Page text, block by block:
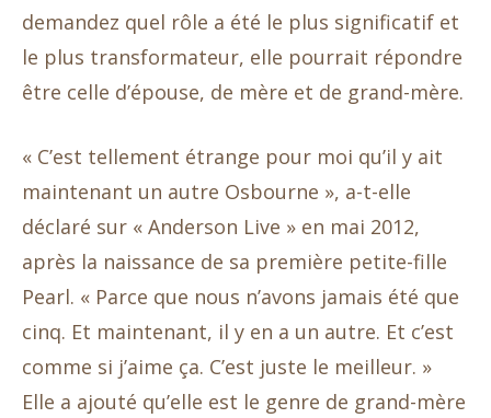
demandez quel rôle a été le plus significatif et
le plus transformateur, elle pourrait répondre
être celle d’épouse, de mère et de grand-mère.
« C’est tellement étrange pour moi qu’il y ait
maintenant un autre Osbourne », a-t-elle
déclaré sur « Anderson Live » en mai 2012,
après la naissance de sa première petite-fille
Pearl. « Parce que nous n’avons jamais été que
cinq. Et maintenant, il y en a un autre. Et c’est
comme si j’aime ça. C’est juste le meilleur. »
Elle a ajouté qu’elle est le genre de grand-mère